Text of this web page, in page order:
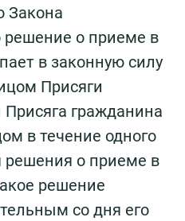
Закона
решение о приеме в
в законную силу
Присяги
гражданина
в течение одного
решения о приеме в
решение
со дня его